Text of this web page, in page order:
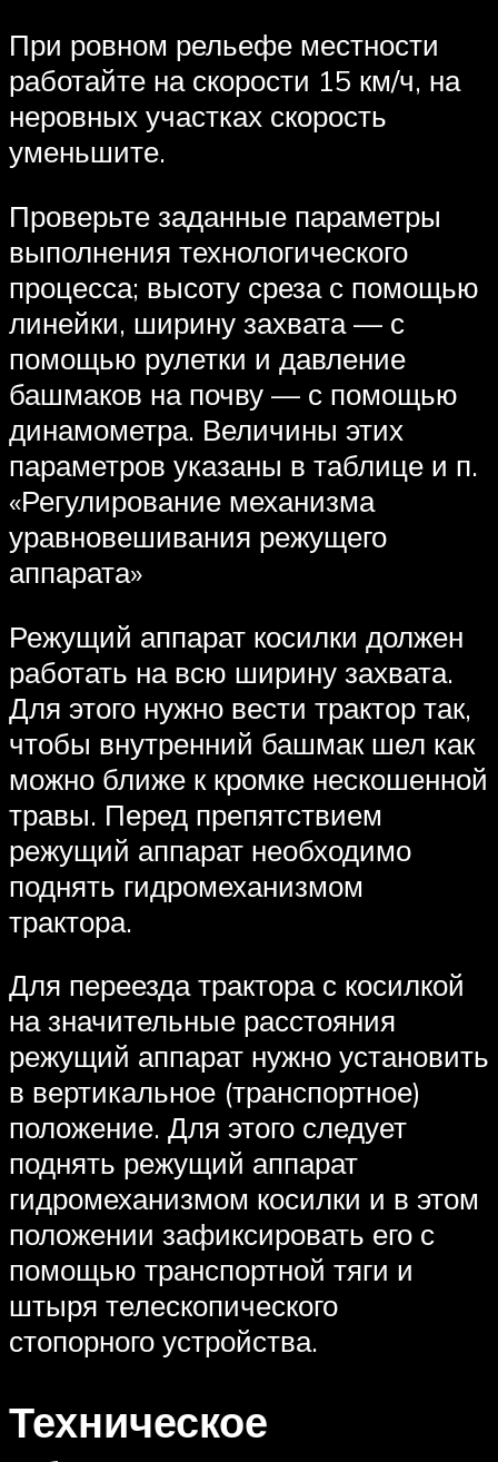
При ровном рельефе местности
работайте на скорости 15 км/ч, на
неровных участках скорость
уменьшите.
Проверьте заданные параметры
выполнения технологического
процесса; высоту среза с помощью
линейки, ширину захвата — с
помощью рулетки и давление
башмаков на почву — с помощью
динамометра. Величины этих
параметров указаны в таблице и п.
«Регулирование механизма
уравновешивания режущего
аппарата»
Режущий аппарат косилки должен
работать на всю ширину захвата.
Для этого нужно вести трактор так,
чтобы внутренний башмак шел как
можно ближе к кромке нескошенной
травы. Перед препятствием
режущий аппарат необходимо
поднять гидромеханизмом
трактора.
Для переезда трактора с косилкой
на значительные расстояния
режущий аппарат нужно установить
в вертикальное (транспортное)
положение. Для этого следует
поднять режущий аппарат
гидромеханизмом косилки и в этом
положении зафиксировать его с
помощью транспортной тяги и
штыря телескопического
стопорного устройства.
Техническое